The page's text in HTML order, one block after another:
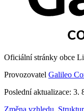
Oficiální stránky obce
Provozovatel Galileo
Poslední aktualizace: 3.
Změna vzhledu